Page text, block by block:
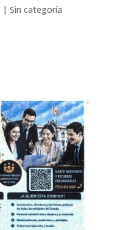
| Sin categoría